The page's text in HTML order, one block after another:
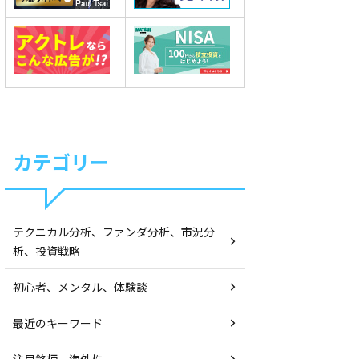
カテゴリー
テクニカル分析、ファンダ分析、市況分
析、投資戦略
初心者、メンタル、体験談
最近のキーワード